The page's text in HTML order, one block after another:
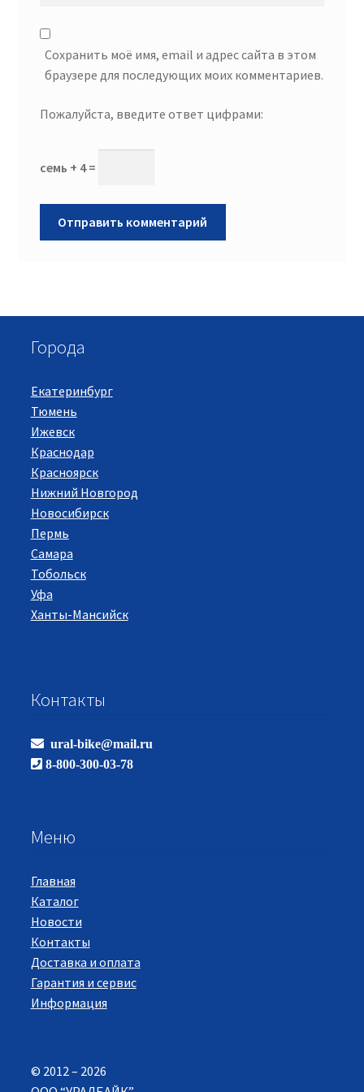
Сохранить моё имя, email и адрес сайта в этом
браузере для последующих моих комментариев.
Пожалуйста, введите ответ цифрами:
семь + 4 =
Города
Екатеринбург
Тюмень
Ижевск
Краснодар
Красноярск
Нижний Новгород
Новосибирск
Пермь
Самара
Тобольск
Уфа
Ханты-Мансийск
Контакты
ural-bike@mail.ru
8-800-300-03-78
Меню
Главная
Каталог
Новости
Контакты
Доставка и оплата
Гарантия и сервис
Информация
© 2012 – 2026